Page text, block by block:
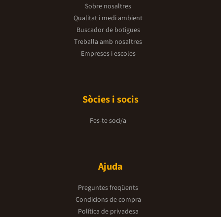
Sobre nosaltres
Qualitat i medi ambient
Buscador de botigues
Treballa amb nosaltres
Empreses i escoles
Sòcies i socis
Fes-te soci/a
Ajuda
Preguntes freqüents
Condicions de compra
Política de privadesa